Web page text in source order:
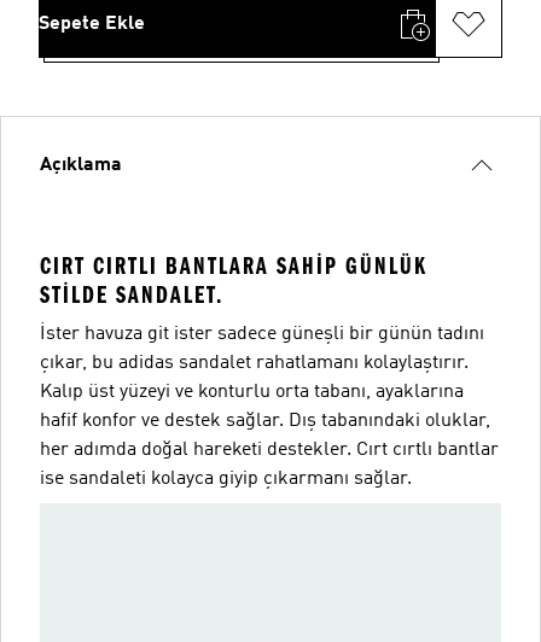
Sepete Ekle
Açıklama
CIRT CIRTLI BANTLARA SAHIP GÜNLÜK
STILDE SANDALET.
İster havuza git ister sadece güneşli bir günün tadını
çıkar, bu adidas sandalet rahatlamanı kolaylaştırır.
Kalıp üst yüzeyi ve konturlu orta tabanı, ayaklarına
hafif konfor ve destek sağlar. Dış tabanındaki oluklar,
her adımda doğal hareketi destekler. Cırt cırtlı bantlar
ise sandaleti kolayca giyip çıkarmanı sağlar.